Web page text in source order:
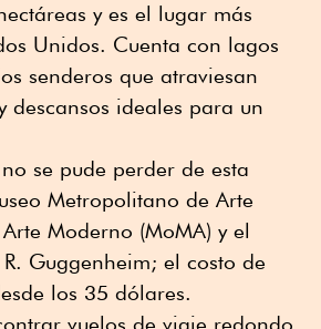
y es el lugar más
Unidos. Cuenta con lagos
senderos que atraviesan
descansos ideales para un
se pude perder de esta
Metropolitano de Arte
Moderno (MoMA) y el
Guggenheim; el costo de
los 35 dólares.
vuelos de viaje redondo